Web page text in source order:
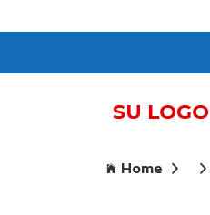
Home